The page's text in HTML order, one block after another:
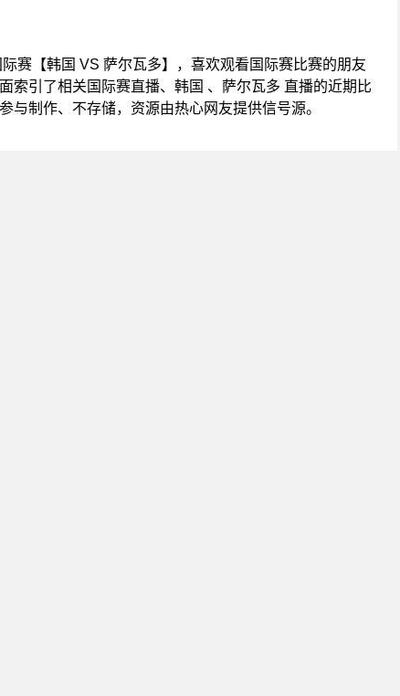
赛【韩国 VS 萨尔瓦多】，喜欢观看国际赛比赛的朋友
索引了相关国际赛直播、韩国 、萨尔瓦多 直播的近期比
制作、不存储，资源由热心网友提供信号源。